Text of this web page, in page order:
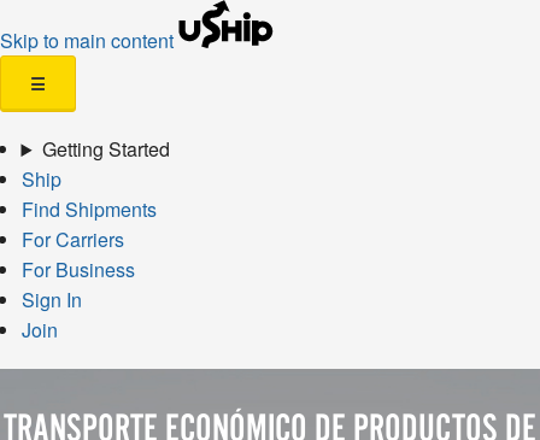
Skip to main content
☰
Getting Started
Ship
Find Shipments
For Carriers
For Business
Sign In
Join
TRANSPORTE ECONÓMICO DE PRODUCTOS DE